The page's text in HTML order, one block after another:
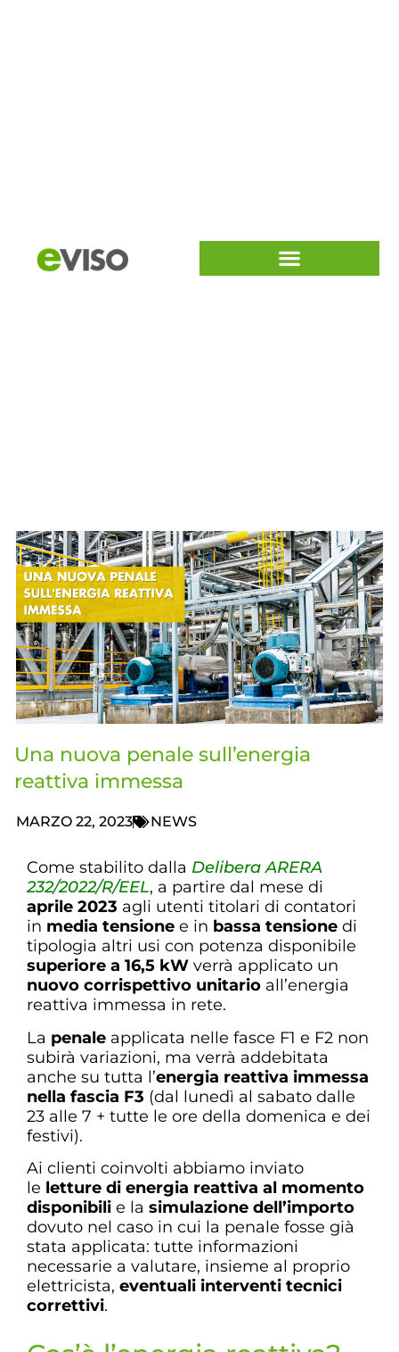
Una nuova penale sull’energia
reattiva immessa
MARZO 22, 2023 NEWS
Come stabilito dalla Delibera ARERA
232/2022/R/EEL, a partire dal mese di
aprile 2023 agli utenti titolari di contatori
in media tensione e in bassa tensione di
tipologia altri usi con potenza disponibile
superiore a 16,5 kW verrà applicato un
nuovo corrispettivo unitario all’energia
reattiva immessa in rete.
La penale applicata nelle fasce F1 e F2 non
subirà variazioni, ma verrà addebitata
anche su tutta l’energia reattiva immessa
nella fascia F3 (dal lunedì al sabato dalle
23 alle 7 + tutte le ore della domenica e dei
festivi).
Ai clienti coinvolti abbiamo inviato
le letture di energia reattiva al momento
disponibili e la simulazione dell’importo
dovuto nel caso in cui la penale fosse già
stata applicata: tutte informazioni
necessarie a valutare, insieme al proprio
elettricista, eventuali interventi tecnici
correttivi.